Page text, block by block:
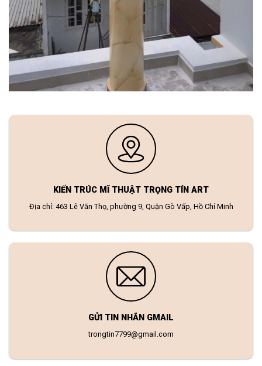
KIẾN TRÚC MĨ THUẬT TRỌNG TÍN ART
Địa chỉ: 463 Lê Văn Thọ, phường 9, Quận Gò Vấp, Hồ Chí Minh
GỬI TIN NHẮN GMAIL
trongtin7799@gmail.com